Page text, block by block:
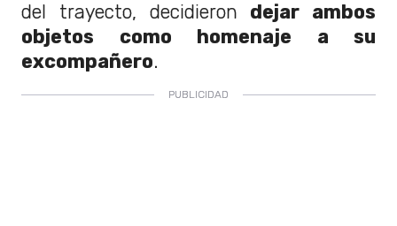
del trayecto, decidieron dejar ambos
objetos como homenaje a su
excompañero.